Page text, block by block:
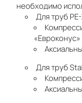
необходимо
Для труб
«Евроконус»
Для труб